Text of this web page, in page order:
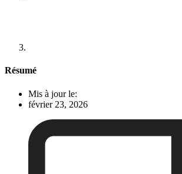
Résumé
Mis à jour le:
février 23, 2026